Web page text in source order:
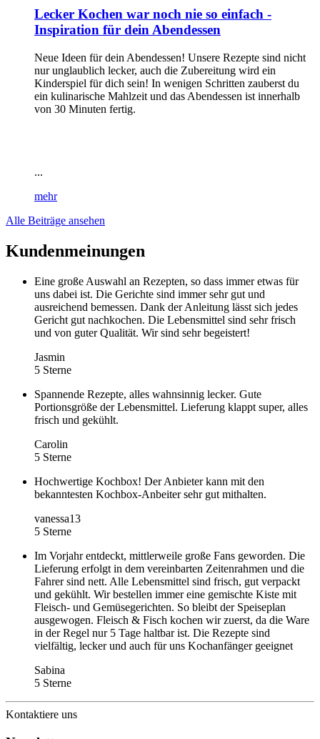
Lecker Kochen war noch nie so einfach -
Inspiration für dein Abendessen
Neue Ideen für dein Abendessen! Unsere Rezepte sind nicht
nur unglaublich lecker, auch die Zubereitung wird ein
Kinderspiel für dich sein! In wenigen Schritten zauberst du
ein kulinarische Mahlzeit und das Abendessen ist innerhalb
von 30 Minuten fertig.
...
mehr
Alle Beiträge ansehen
Kundenmeinungen
Eine große Auswahl an Rezepten, so dass immer etwas für
uns dabei ist. Die Gerichte sind immer sehr gut und
ausreichend bemessen. Dank der Anleitung lässt sich jedes
Gericht gut nachkochen. Die Lebensmittel sind sehr frisch
und von guter Qualität. Wir sind sehr begeistert!
Jasmin
5 Sterne
Spannende Rezepte, alles wahnsinnig lecker. Gute
Portionsgröße der Lebensmittel. Lieferung klappt super, alles
frisch und gekühlt.
Carolin
5 Sterne
Hochwertige Kochbox! Der Anbieter kann mit den
bekanntesten Kochbox-Anbeiter sehr gut mithalten.
vanessa13
5 Sterne
Im Vorjahr entdeckt, mittlerweile große Fans geworden. Die
Lieferung erfolgt in dem vereinbarten Zeitenrahmen und die
Fahrer sind nett. Alle Lebensmittel sind frisch, gut verpackt
und gekühlt. Wir bestellen immer eine gemischte Kiste mit
Fleisch- und Gemüsegerichten. So bleibt der Speiseplan
ausgewogen. Fleisch & Fisch kochen wir zuerst, da die Ware
in der Regel nur 5 Tage haltbar ist. Die Rezepte sind
vielfältig, lecker und auch für uns Kochanfänger geeignet
Sabina
5 Sterne
Kontaktiere uns